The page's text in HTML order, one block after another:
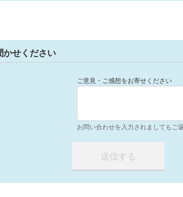
かせください
ご意見・ご感想をお寄せください
お問い合わせを入力されましてもご